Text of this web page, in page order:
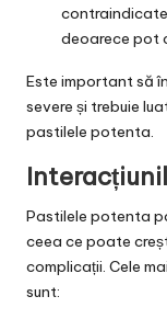
contraindicate
deoarece pot
Este important să
severe și trebuie
pastilele potenta.
Pastilele potenta
ceea ce poate
complicații. Cele
sunt: